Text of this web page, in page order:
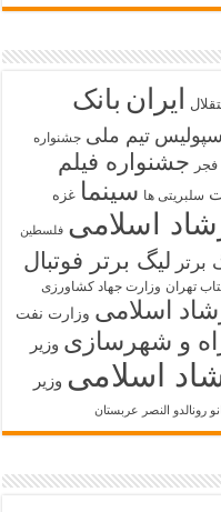
ایران بانک
تیم ملی جشنواره
جشنواره فیلم
سلبریتی ها سینما غزه
اسلامی فلسطین
برتر لیگ برتر فوتبال
تهران وزارت جهاد کشاورزی
اسلامی وزارت نفت
و شهرسازی وزیر
اسلامی وزیر
رونالدو النصر عربستان